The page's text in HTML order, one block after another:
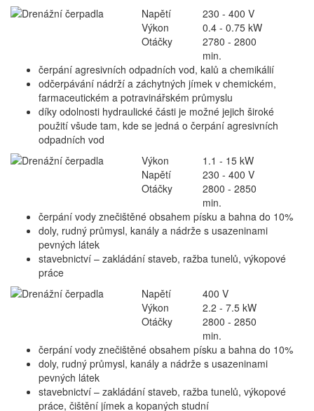
Napětí
230 - 400 V
Výkon
0.4 - 0.75 kW
Otáčky
2780 - 2800
min.
čerpání agresivních odpadních vod, kalů a chemikálií
odčerpávání nádrží a záchytných jímek v chemickém,
farmaceutickém a potravinářském průmyslu
díky odolnosti hydraulické části je možné jejich široké
použití všude tam, kde se jedná o čerpání agresivních
odpadních vod
Výkon
1.1 - 15 kW
Napětí
230 - 400 V
Otáčky
2800 - 2850
min.
čerpání vody znečištěné obsahem písku a bahna do 10%
doly, rudný průmysl, kanály a nádrže s usazeninami
pevných látek
stavebnictví – zakládání staveb, ražba tunelů, výkopové
práce
Napětí
400 V
Výkon
2.2 - 7.5 kW
Otáčky
2800 - 2850
min.
čerpání vody znečištěné obsahem písku a bahna do 10%
doly, rudný průmysl, kanály a nádrže s usazeninami
pevných látek
stavebnictví – zakládání staveb, ražba tunelů, výkopové
práce, čištění jímek a kopaných studní